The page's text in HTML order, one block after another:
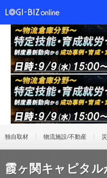
独自取材 物流施設/不動産
霞ヶ関キャピタ